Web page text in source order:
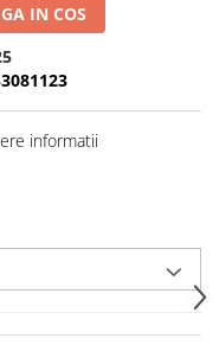
IN COS
informatii